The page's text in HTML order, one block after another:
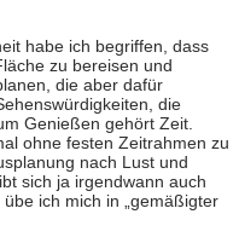
habe ich begriffen, dass
zu bereisen und
die aber dafür
die
Genießen gehört Zeit.
ohne festen Zeitrahmen zu
nach Lust und
sich ja irgendwann auch
ich mich in „gemäßigter